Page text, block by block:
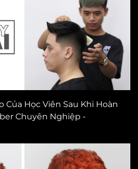
Của Học Viên Sau Khi Hoàn
Chuyên Nghiệp -